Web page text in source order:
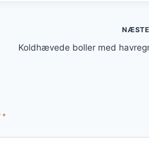
NÆSTE
Koldhævede boller med
*